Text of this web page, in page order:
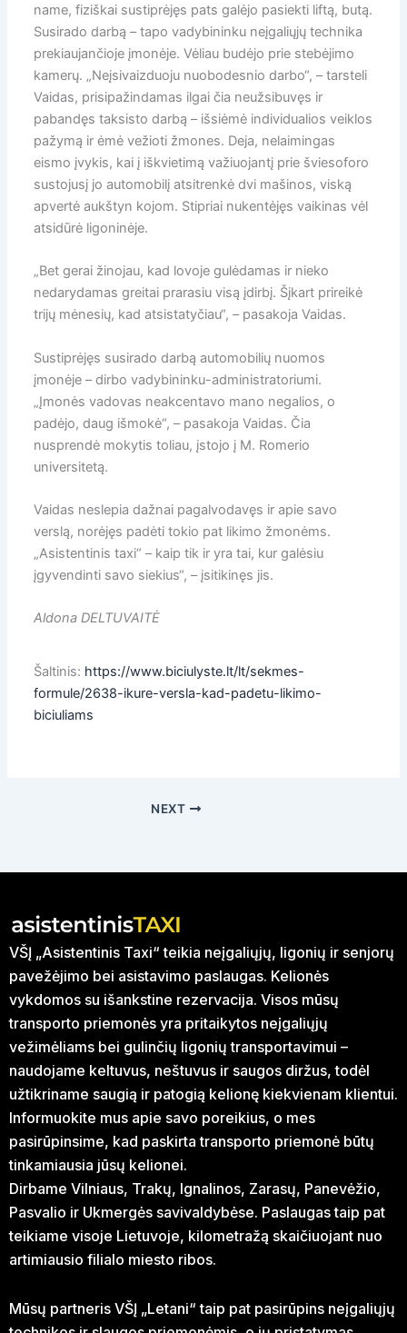
name, fiziškai sustiprėjęs pats galėjo pasiekti liftą, butą.
Susirado darbą – tapo vadybininku neįgaliųjų technika
prekiaujančioje įmonėje. Vėliau budėjo prie stebėjimo
kamerų. „Neįsivaizduoju nuobodesnio darbo“, – tarsteli
Vaidas, prisipažindamas ilgai čia neužsibuvęs ir
pabandęs taksisto darbą – išsiėmė individualios veiklos
pažymą ir ėmė vežioti žmones. Deja, nelaimingas
eismo įvykis, kai į iškvietimą važiuojantį prie šviesoforo
sustojusį jo automobilį atsitrenkė dvi mašinos, viską
apvertė aukštyn kojom. Stip­riai nukentėjęs vaikinas vėl
atsidūrė ligoninėje.
„Bet gerai žinojau, kad lovoje gulėdamas ir nieko
nedarydamas greitai prarasiu visą įdirbį. Šįkart prireikė
trijų mėnesių, kad atsistatyčiau“, – pasakoja Vaidas.
Sustiprėjęs susirado darbą automobilių nuomos
įmonėje – dirbo vadybininku-administratoriumi.
„Įmonės vadovas neakcentavo mano negalios, o
padėjo, daug išmokė“, – pasakoja Vaidas. Čia
nusprendė mokytis toliau, įstojo į M. Romerio
universitetą.
Vaidas neslepia dažnai pagalvodavęs ir apie savo
verslą, norėjęs padėti tokio pat likimo žmonėms.
„Asistentinis taxi“ – kaip tik ir yra tai, kur galėsiu
įgyvendinti savo siekius“, – įsitikinęs jis.
Aldona DELTUVAITĖ
Šaltinis: https://www.biciulyste.lt/lt/sekmes-
formule/2638-ikure-versla-kad-padetu-likimo-
biciuliams
NEXT
VŠĮ „Asistentinis Taxi“ teikia neįgaliųjų, ligonių ir senjorų
pavežėjimo bei asistavimo paslaugas. Kelionės
vykdomos su išankstine rezervacija. Visos mūsų
transporto priemonės yra pritaikytos neįgaliųjų
vežimėliams bei gulinčių ligonių transportavimui –
naudojame keltuvus, neštuvus ir saugos diržus, todėl
užtikriname saugią ir patogią kelionę kiekvienam klientui.
Informuokite mus apie savo poreikius, o mes
pasirūpinsime, kad paskirta transporto priemonė būtų
tinkamiausia jūsų kelionei.
Dirbame Vilniaus, Trakų, Ignalinos, Zarasų, Panevėžio,
Pasvalio ir Ukmergės savivaldybėse. Paslaugas taip pat
teikiame visoje Lietuvoje, kilometražą skaičiuojant nuo
artimiausio filialo miesto ribos.
Mūsų partneris VŠĮ „Letani“ taip pat pasirūpins neįgaliųjų